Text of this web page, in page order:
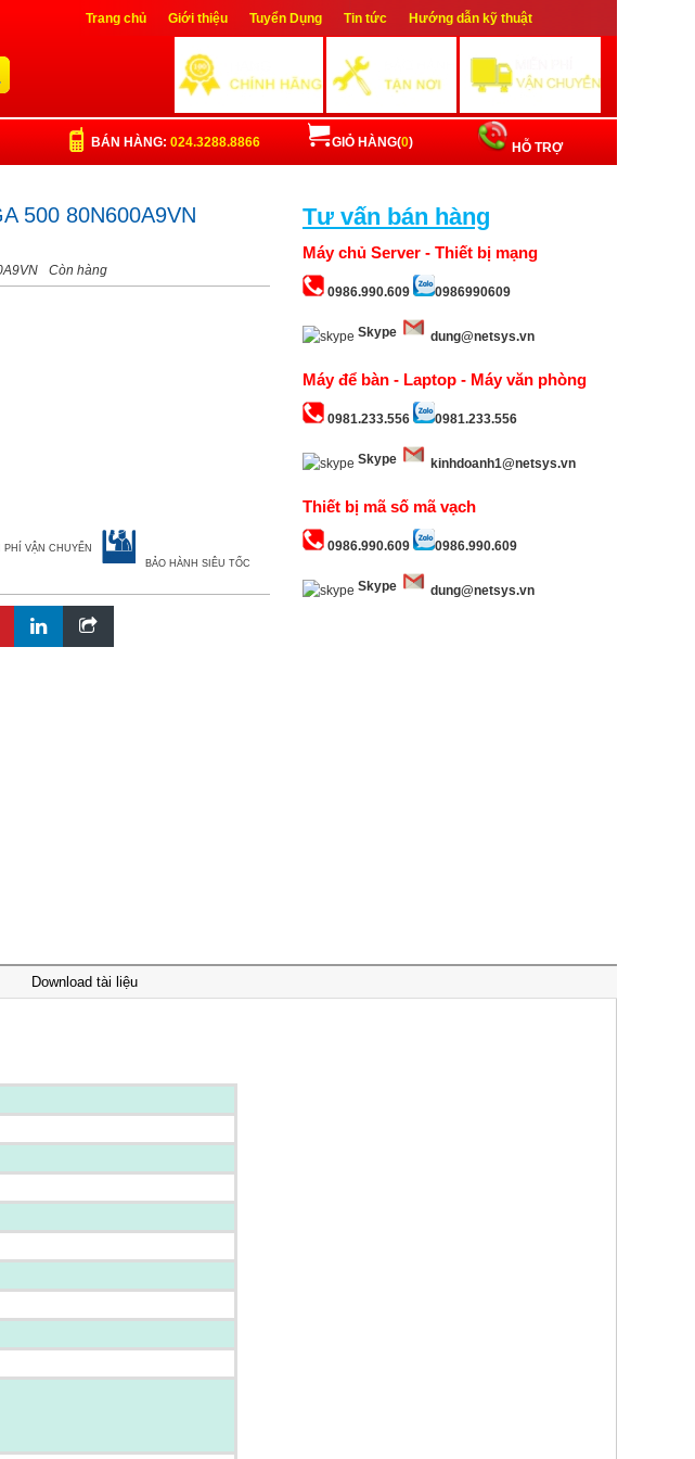
Trang chủ Giới thiệu Tuyển Dụng Tin tức Hướng dẫn kỹ thuật
Đăng nhập
HỖ TRỢ
GIỎ HÀNG(0)
BÁN HÀNG: 024.3288.8866
500 80N600A9VN
Còn hàng
PHÍ VẬN CHUYỂN
BẢO HÀNH SIÊU TỐC
Tư vấn bán hàng
Máy chủ Server - Thiết bị mạng
0986.990.609 0986990609
Skype dung@netsys.vn
Máy để bàn - Laptop - Máy văn phòng
0981.233.556 0981.233.556
Skype kinhdoanh1@netsys.vn
Thiết bị mã số mã vạch
0986.990.609 0986.990.609
Skype dung@netsys.vn
Download tài liệu